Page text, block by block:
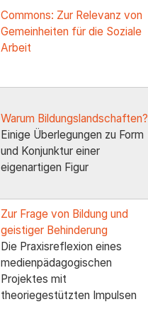
Commons: Zur Relevanz von
Gemeinheiten für die Soziale
Arbeit
Warum Bildungslandschaften?
Einige Überlegungen zu Form
und Konjunktur einer
eigenartigen Figur
Zur Frage von Bildung und
geistiger Behinderung
Die Praxisreflexion eines
medienpädagogischen
Projektes mit
theoriegestützten Impulsen